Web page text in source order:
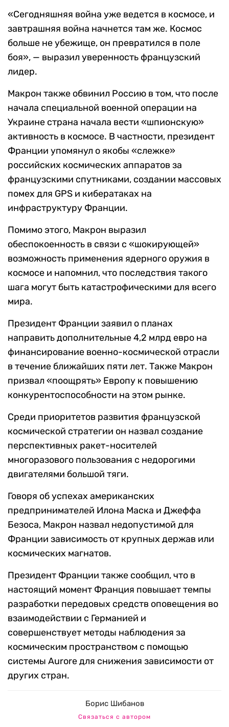
«Сегодняшняя война уже ведется в космосе, и
завтрашняя война начнется там же. Космос
больше не убежище, он превратился в поле
боя», — выразил уверенность французский
лидер.
Макрон также обвинил Россию в том, что после
начала специальной военной операции на
Украине страна начала вести «шпионскую»
активность в космосе. В частности, президент
Франции упомянул о якобы «слежке»
российских космических аппаратов за
французскими спутниками, создании массовых
помех для GPS и кибератаках на
инфраструктуру Франции.
Помимо этого, Макрон выразил
обеспокоенность в связи с «шокирующей»
возможность применения ядерного оружия в
космосе и напомнил, что последствия такого
шага могут быть катастрофическими для всего
мира.
Президент Франции заявил о планах
направить дополнительные 4,2 млрд евро на
финансирование военно-космической отрасли
в течение ближайших пяти лет. Также Макрон
призвал «поощрять» Европу к повышению
конкурентоспособности на этом рынке.
Среди приоритетов развития французской
космической стратегии он назвал создание
перспективных ракет-носителей
многоразового пользования с недорогими
двигателями большой тяги.
Говоря об успехах американских
предпринимателей Илона Маска и Джеффа
Безоса, Макрон назвал недопустимой для
Франции зависимость от крупных держав или
космических магнатов.
Президент Франции также сообщил, что в
настоящий момент Франция повышает темпы
разработки передовых средств оповещения во
взаимодействии с Германией и
совершенствует методы наблюдения за
космическим пространством с помощью
системы Aurore для снижения зависимости от
других стран.
Борис Шибанов
Связаться с автором